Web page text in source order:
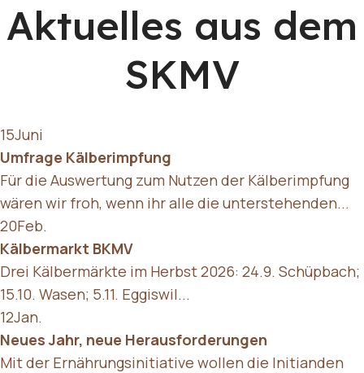
Aktuelles aus dem
SKMV
15Juni
Umfrage Kälberimpfung
Für die Auswertung zum Nutzen der Kälberimpfung
wären wir froh, wenn ihr alle die unterstehenden...
20Feb.
Kälbermarkt BKMV
Drei Kälbermärkte im Herbst 2026: 24.9. Schüpbach;
15.10. Wasen; 5.11. Eggiswil...
12Jan.
Neues Jahr, neue Herausforderungen
Mit der Ernährungsinitiative wollen die Initianden